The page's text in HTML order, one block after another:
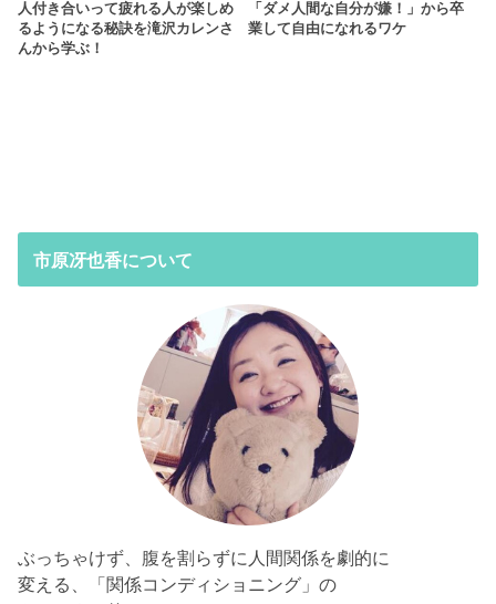
人付き合いって疲れる人が楽しめ
るようになる秘訣を滝沢カレンさ
んから学ぶ！
「ダメ人間な自分が嫌！」から卒
業して自由になれるワケ
市原冴也香について
ぶっちゃけず、腹を割らずに人間関係を劇的に
変える、「関係コンディショニング」の